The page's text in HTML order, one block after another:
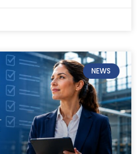
NEWS